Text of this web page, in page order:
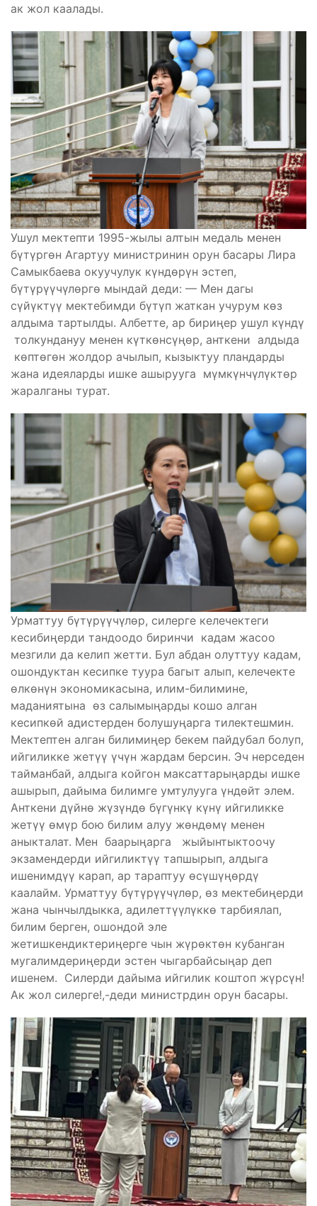
ак жол каалады.
Ушул мектепти 1995-жылы алтын медаль менен
бүтүргөн Агартуу министринин орун басары Лира
Самыкбаева окуучулук күндөрүн эстеп,
бүтүрүүчүлөргө мындай деди: — Мен дагы
сүйүктүү мектебимди бүтүп жаткан учурум көз
алдыма тартылды. Албетте, ар бириңер ушул күндү
толкундануу менен күткөнсүңөр, анткени алдыда
көптөгөн жолдор ачылып, кызыктуу пландарды
жана идеяларды ишке ашырууга мүмкүнчүлүктөр
жаралганы турат.
Урматтуу бүтүрүүчүлөр, силерге келечектеги
кесибиңерди тандоодо биринчи кадам жасоо
мезгили да келип жетти. Бул абдан олуттуу кадам,
ошондуктан кесипке туура багыт алып, келечекте
өлкөнүн экономикасына, илим-билимине,
маданиятына өз салымыңарды кошо алган
кесипкөй адистерден болушуңарга тилектешмин.
Мектептен алган билимиңер бекем пайдубал болуп,
ийгиликке жетүү үчүн жардам берсин. Эч нерседен
тайманбай, алдыга койгон максаттарыңарды ишке
ашырып, дайыма билимге умтулууга үндөйт элем.
Анткени дүйнө жүзүндө бүгүнкү күнү ийгиликке
жетүү өмүр бою билим алуу жөндөмү менен
аныкталат. Мен баарыңарга жыйынтыктоочу
экзамендерди ийгиликтүү тапшырып, алдыга
ишенимдүү карап, ар тараптуу өсүшүңөрдү
каалайм. Урматтуу бүтүрүүчүлөр, өз мектебиңерди
жана чынчылдыкка, адилеттүүлүккө тарбиялап,
билим берген, ошондой эле
жетишкендиктериңерге чын жүрөктөн кубанган
мугалимдериңерди эстен чыгарбайсыңар деп
ишенем. Силерди дайыма ийгилик коштоп жүрсүн!
Ак жол силерге!,-деди министрдин орун басары.